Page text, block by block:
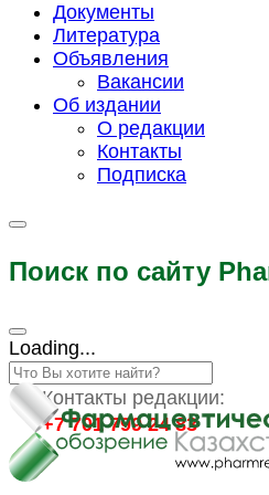
Документы
Литература
Объявления
Вакансии
Об издании
О редакции
Контакты
Подписка
Поиск по сайту
Loading...
Контакты редакции:
+7 701 799 24 83